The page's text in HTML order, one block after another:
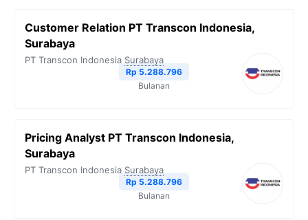
Customer Relation PT Transcon Indonesia,
Surabaya
PT Transcon Indonesia Surabaya
Rp 5.288.796
Bulanan
Pricing Analyst PT Transcon Indonesia,
Surabaya
PT Transcon Indonesia Surabaya
Rp 5.288.796
Bulanan